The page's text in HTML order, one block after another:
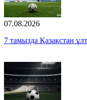
07.08.2026
7 тамызда Қазақстан